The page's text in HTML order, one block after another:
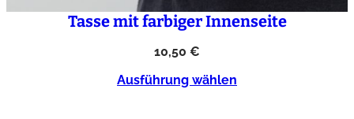
Tasse mit farbiger Innenseite
10,50 €
Ausführung wählen